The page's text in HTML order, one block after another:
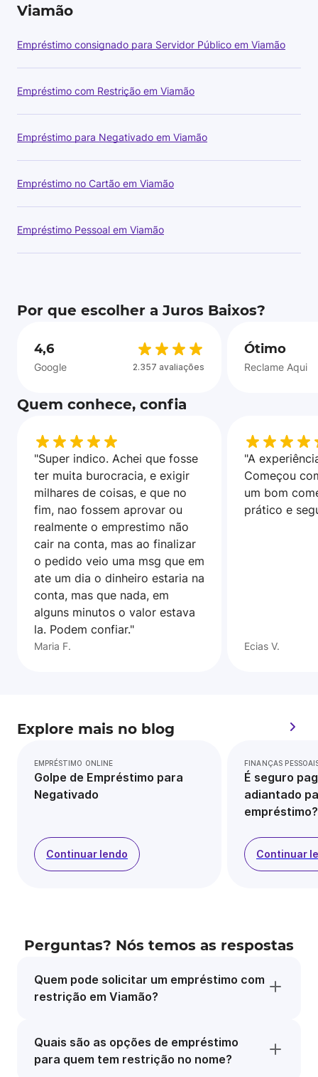
Viamão
Empréstimo consignado para Servidor Público em Viamão
Empréstimo com Restrição em Viamão
Empréstimo para Negativado em Viamão
Empréstimo no Cartão em Viamão
Empréstimo Pessoal em Viamão
Por que escolher a Juros Baixos?
4,6
Google 2.357 avaliações
Ótimo
Reclame Aqui
Quem conhece, confia
"Super indico. Achei que fosse
ter muita burocracia, e exigir
milhares de coisas, e que no
fim, nao fossem aprovar ou
realmente o emprestimo não
cair na conta, mas ao finalizar
o pedido veio uma msg que em
ate um dia o dinheiro estaria na
conta, mas que nada, em
alguns minutos o valor estava
la. Podem confiar."
Maria F.
"A
Começou
um bom
prático e
Ecias V.
Explore mais no blog
EMPRÉSTIMO ONLINE
Golpe de Empréstimo para
Negativado
Continuar lendo
FINANÇAS
É seguro
adiantado
empréstimo?
Continuar
Perguntas? Nós temos as respostas
Quem pode solicitar um empréstimo com
restrição em Viamão?
Quais são as opções de empréstimo
para quem tem restrição no nome?